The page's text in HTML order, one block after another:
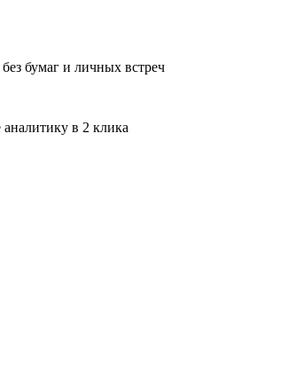
бумаг и личных встреч
аналитику в 2 клика